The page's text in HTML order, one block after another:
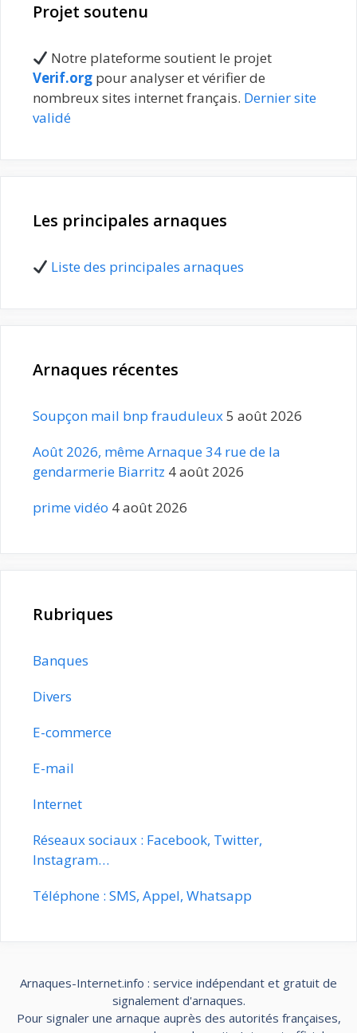
Projet soutenu
Notre plateforme soutient le projet
Verif.org pour analyser et vérifier de
nombreux sites internet français. Dernier site
validé
Les principales arnaques
Liste des principales arnaques
Arnaques récentes
Soupçon mail bnp frauduleux5 août 2026
Août 2026, même Arnaque 34 rue de la
gendarmerie Biarritz 4 août 2026
prime vidéo 4 août 2026
Rubriques
Banques
Divers
E-commerce
E-mail
Internet
Réseaux sociaux : Facebook, Twitter,
Instagram…
Téléphone : SMS, Appel, Whatsapp
Arnaques-Internet.info : service indépendant et gratuit de
signalement d'arnaques.
Pour signaler une arnaque auprès des autorités françaises,